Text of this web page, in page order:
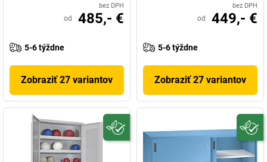
bez DPH
od 485,- €
5-6 týždne
Zobraziť 27 variantov
bez DPH
od 449,- €
5-6 týždne
Zobraziť 27 variantov